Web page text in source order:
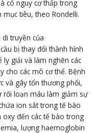
có nguy cơ thấp trong
tiêu, theo Rondelli.
truyền của
bị thay đổi thành hình
giải và làm nghẽn các
cho các mô cơ thể. Bệnh
và gây tổn thương phổi,
rối loạn máu làm giảm sự
ion sắt trong tế bào
oxy đến các tế bào trong
lượng haemoglobin